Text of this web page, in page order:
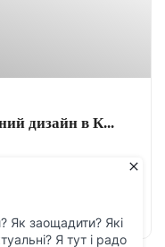
дизайн в К...